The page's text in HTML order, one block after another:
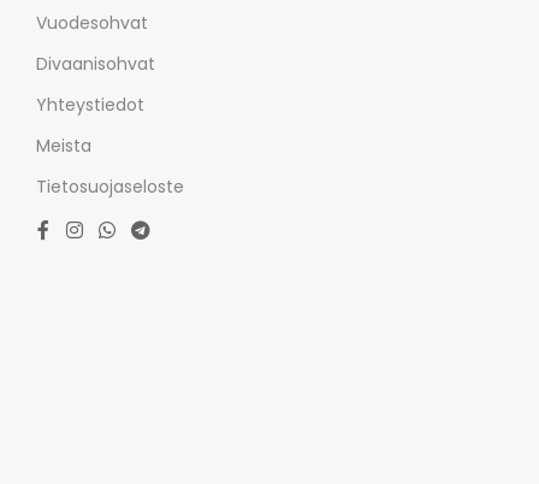
Vuodesohvat
Divaanisohvat
Yhteystiedot
Meista
Tietosuojaseloste